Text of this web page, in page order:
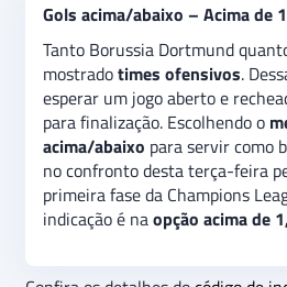
Gols acima/abaixo – Acima de
Tanto Borussia Dortmund
mostradotimes ofensivos.
esperar um jogo aberto e
para finalização. Escolhendo o
acima/abaixo para servir como
no confronto desta terça-feira
primeira fase da Champions
indicação é naopção acima de